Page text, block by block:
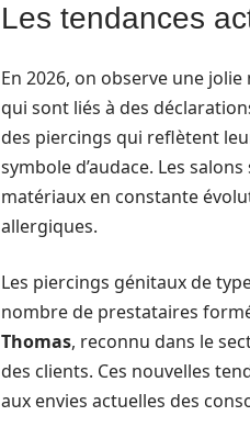
Les tendances
En 2026, on observe une
qui sont liés à des
des piercings qui reflètent
symbole d’audace. Les
matériaux en constante
allergiques.
Les piercings génitaux de
nombre de prestataires
Thomas, reconnu dans le
des clients. Ces nouvelles
aux envies actuelles des